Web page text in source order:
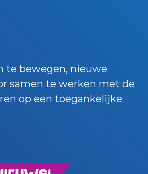
te bewegen, nieuwe
samen te werken met de
op een toegankelijke